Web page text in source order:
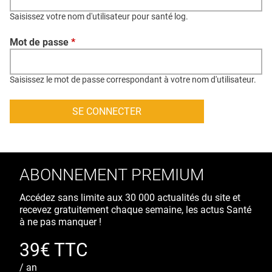
CONTACT
CRÉDITS
Saisissez votre nom d'utilisateur pour santé log.
Mot de passe *
Saisissez le mot de passe correspondant à votre nom d'utilisateur.
ABONNEMENT PREMIUM
Accédez sans limite aux 30 000 actualités du site et
recevez gratuitement chaque semaine, les actus Santé
à ne pas manquer !
39€ TTC
/ an